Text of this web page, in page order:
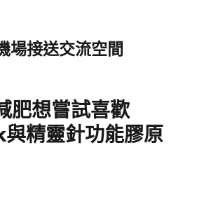
場接送交流空間
肥想嘗試喜歡
精靈針功能膠原